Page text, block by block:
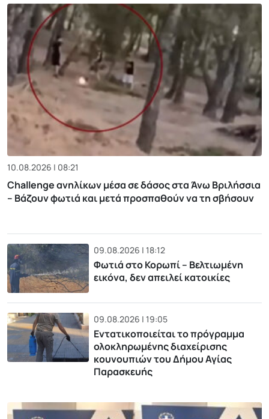
10.08.2026 | 08:21
Challenge ανηλίκων μέσα σε δάσος στα Άνω Βριλήσσια
– Βάζουν φωτιά και μετά προσπαθούν να τη σβήσουν
09.08.2026 | 18:12
Φωτιά στο Κορωπί – Βελτιωμένη
εικόνα, δεν απειλεί κατοικίες
09.08.2026 | 19:05
Εντατικοποιείται το πρόγραμμα
ολοκληρωμένης διαχείρισης
κουνουπιών του Δήμου Αγίας
Παρασκευής